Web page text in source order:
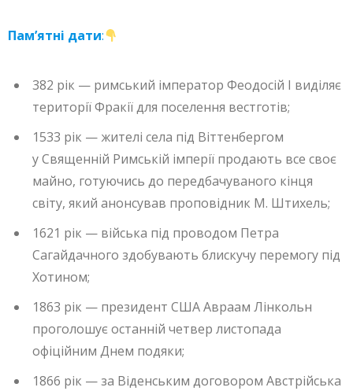
Пам’ятні дати:
382 рік — римський імператор Феодосій I виділяє
території Фракії для поселення вестготів;
1533 рік — жителі села під Віттенбергом
у Священній Римській імперії продають все своє
майно, готуючись до передбачуваного кінця
світу, який анонсував проповідник М. Штихель;
1621 рік — війська під проводом Петра
Сагайдачного здобувають блискучу перемогу під
Хотином;
1863 рік — президент США Авраам Лінкольн
проголошує останній четвер листопада
офіційним Днем подяки;
1866 рік — за Віденським договором Австрійська